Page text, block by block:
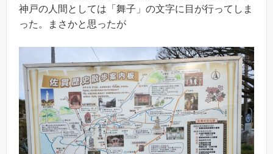
神戸の人間としては「舞子」の文字に目が行ってしま
った。まさかと思ったが